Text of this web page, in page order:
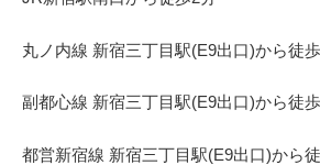
丸ノ内線 新宿三丁目駅(E9出口)から徒
副都心線 新宿三丁目駅(E9出口)から徒
都営新宿線 新宿三丁目駅(E9出口)から